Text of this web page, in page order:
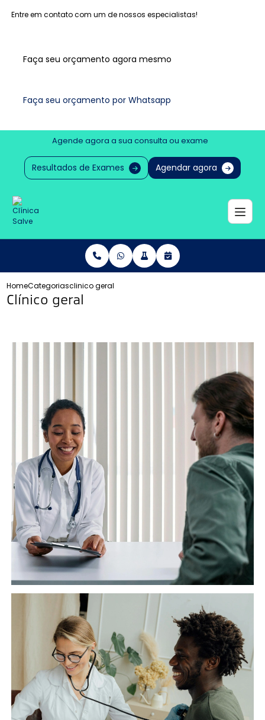
Entre em contato com um de nossos especialistas!
Faça seu orçamento agora mesmo
Faça seu orçamento por Whatsapp
Agende agora a sua consulta ou exame
Resultados de Exames Agendar agora
HomeCategoriasclinico geral
Clínico geral